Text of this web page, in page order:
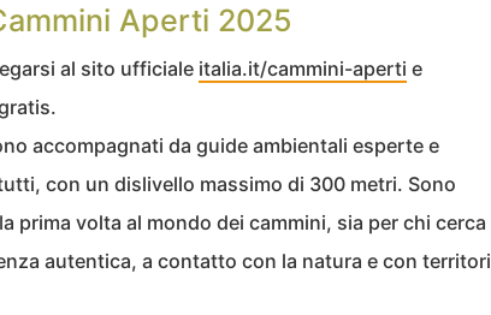
Aperti 2025
al sito ufficiale italia.it/cammini-aperti e
accompagnati da guide ambientali esperte e
con un dislivello massimo di 300 metri. Sono
prima volta al mondo dei cammini, sia per chi cerca
autentica, a contatto con la natura e con territori